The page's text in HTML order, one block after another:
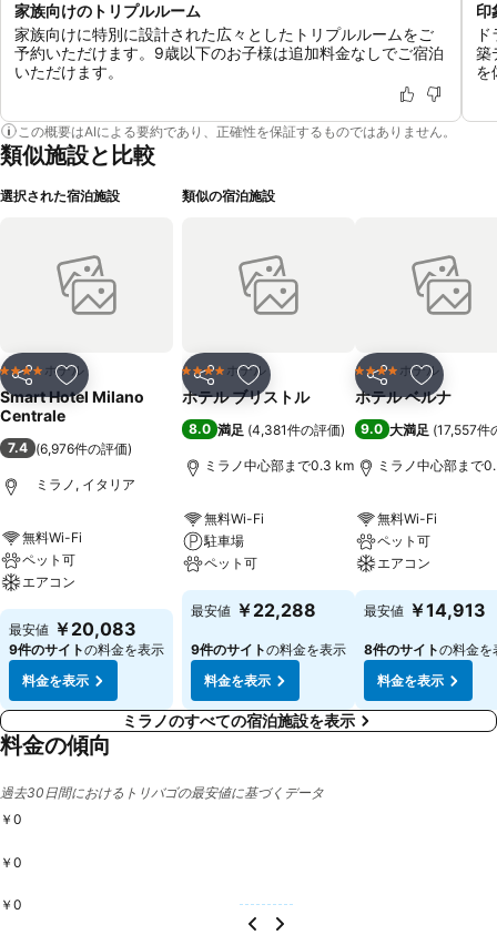
家族向けのトリプルルーム
家族向けに特別に設計された広々としたトリプルルームをご
予約いただけます。9歳以下のお子様は追加料金なしでご宿泊
いただけます。
印
築
を
この概要はAIによる要約であり、正確性を保証するものではありません。
類似施設と比較
選択された宿泊施設
シェア お気に入りに追加
4 ホテルのランク
ホテル
Smart Hotel Milano
Centrale
7.4 (6,976件の評価)
ミラノ, イタリア
無料Wi-Fi
ペット可
エアコン
最安値 ￥20,083
9件のサイトの料金を表示
料金を表示
類似の宿泊施設
シェア お気に入りに追加
4 ホテルのランク
ホテル
ホテル ブリストル
8.0 満足 (4,381件の評価)
ミラノ中心部まで0.3 km
無料Wi-Fi
駐車場
ペット可
最安値 ￥22,288
9件のサイトの料金を表示
料金を表示
シェア お気に入
4 ホテルのランク
ホテル
ホテル ベルナ
9.0 大満足 (17,557件
ミラノ中心部まで
無料Wi-Fi
ペット可
エアコン
最安値 ￥14,913
8件のサイトの料金を
料金を表示
ミラノのすべての宿泊施設を表示
料金の傾向
過去30日間におけるトリバゴの最安値に基づくデータ
￥0
￥0
￥0